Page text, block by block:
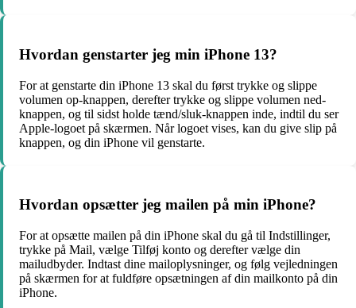
Hvordan genstarter jeg min iPhone 13?
For at genstarte din iPhone 13 skal du først trykke og slippe
volumen op-knappen, derefter trykke og slippe volumen ned-
knappen, og til sidst holde tænd/sluk-knappen inde, indtil du ser
Apple-logoet på skærmen. Når logoet vises, kan du give slip på
knappen, og din iPhone vil genstarte.
Hvordan opsætter jeg mailen på min iPhone?
For at opsætte mailen på din iPhone skal du gå til Indstillinger,
trykke på Mail, vælge Tilføj konto og derefter vælge din
mailudbyder. Indtast dine mailoplysninger, og følg vejledningen
på skærmen for at fuldføre opsætningen af din mailkonto på din
iPhone.